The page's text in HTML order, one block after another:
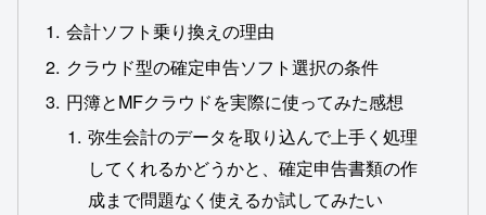
会計ソフト乗り換えの理由
クラウド型の確定申告ソフト選択の条件
円簿とMFクラウドを実際に使ってみた感想
弥生会計のデータを取り込んで上手く処理
してくれるかどうかと、確定申告書類の作
成まで問題なく使えるか試してみたい